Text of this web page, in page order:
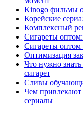
Kinogo фильмы
Корейские
Комплексный
Сигареты
Сигареты оптом
Оптимизация
Что нужно
сигарет
Сливы
Чем привлекают
сериалы